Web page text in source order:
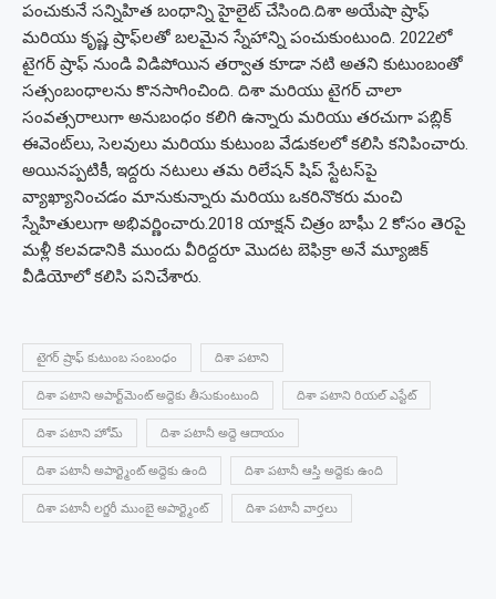
పంచుకునే సన్నిహిత బంధాన్ని హైలైట్ చేసింది.దిశా అయేషా ష్రాఫ్
మరియు కృష్ణ ష్రాఫ్‌లతో బలమైన స్నేహాన్ని పంచుకుంటుంది. 2022లో
టైగర్ ష్రాఫ్ నుండి విడిపోయిన తర్వాత కూడా నటి అతని కుటుంబంతో
సత్సంబంధాలను కొనసాగించింది. దిశా మరియు టైగర్ చాలా
సంవత్సరాలుగా అనుబంధం కలిగి ఉన్నారు మరియు తరచుగా పబ్లిక్
ఈవెంట్‌లు, సెలవులు మరియు కుటుంబ వేడుకలలో కలిసి కనిపించారు.
అయినప్పటికీ, ఇద్దరు నటులు తమ రిలేషన్ షిప్ స్టేటస్‌పై
వ్యాఖ్యానించడం మానుకున్నారు మరియు ఒకరినొకరు మంచి
స్నేహితులుగా అభివర్ణించారు.2018 యాక్షన్ చిత్రం బాఘీ 2 కోసం తెరపై
మళ్లీ కలవడానికి ముందు వీరిద్దరూ మొదట బెఫిక్రా అనే మ్యూజిక్
వీడియోలో కలిసి పనిచేశారు.
టైగర్ ష్రాఫ్ కుటుంబ సంబంధం దిశా పటాని
దిశా పటాని అపార్ట్‌మెంట్ అద్దెకు తీసుకుంటుంది దిశా పటాని రియల్ ఎస్టేట్
దిశా పటాని హోమ్ దిశా పటానీ అద్దె ఆదాయం
దిశా పటానీ అపార్ట్మెంట్ అద్దెకు ఉంది దిశా పటానీ ఆస్తి అద్దెకు ఉంది
దిశా పటానీ లగ్జరీ ముంబై అపార్ట్మెంట్ దిశా పటానీ వార్తలు